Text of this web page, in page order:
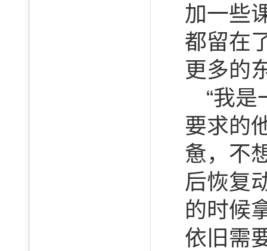
加一些
都留在
更多的
“我
要求的
惫，不
后恢复
的时候
依旧需